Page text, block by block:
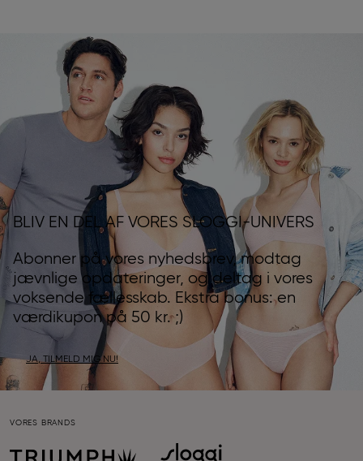
BLIV EN DEL AF VORES SLOGGI-UNIVERS
Abonner på vores nyhedsbrev, modtag
jævnlige opdateringer, og deltag i vores
voksende fællesskab. Ekstra bonus: en
værdikupon på 50 kr. ;)
JA, TILMELD MIG NU!
VORES BRANDS